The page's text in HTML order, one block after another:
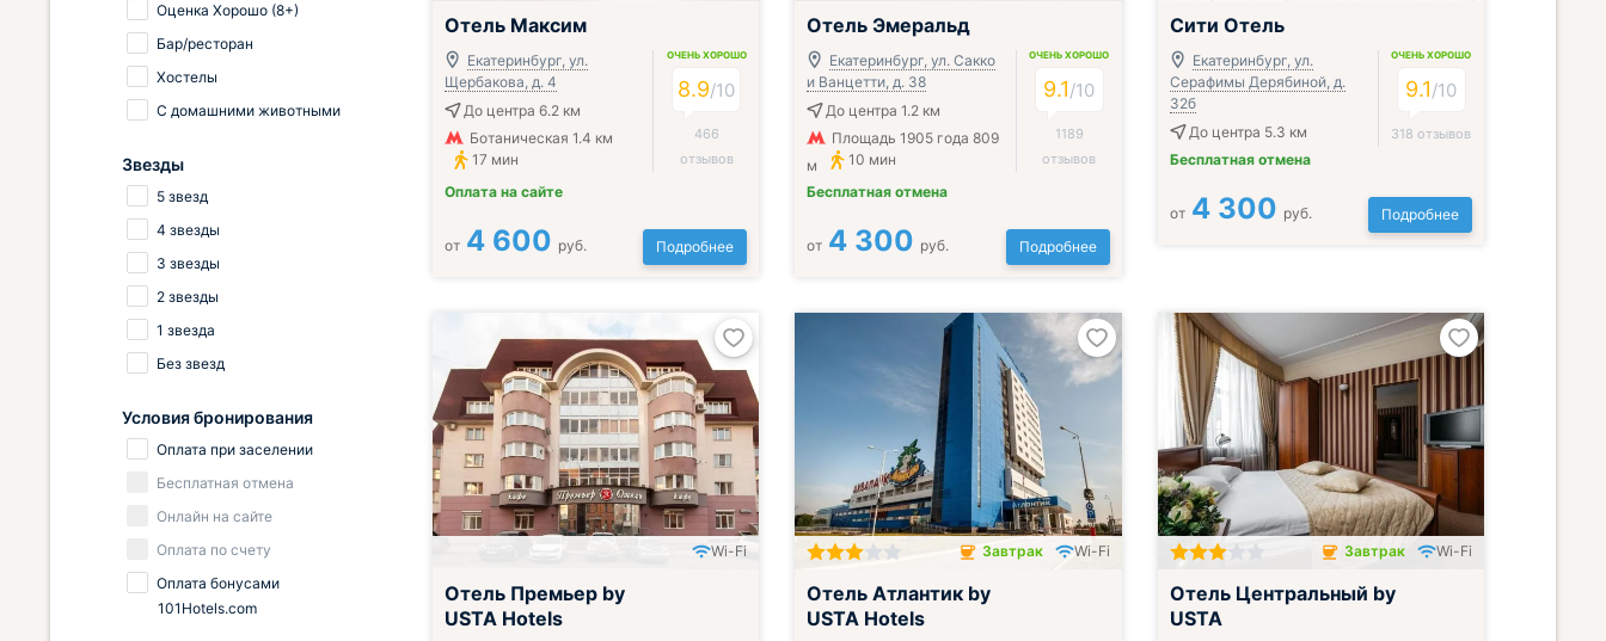
Отель Максим
Екатеринбург, ул.
Щербакова, д. 4
До центра 6.2 км
Ботаническая 1.4 км
17 мин
Оплата на сайте
ОЧЕНЬ ХОРОШО
8.9/10
466
отзывов
от 4 600 руб. Подробнее
Отель Эмеральд
Екатеринбург, ул. Сакко
и Ванцетти, д. 38
До центра 1.2 км
Площадь 1905 года 809
м
10 мин
Бесплатная отмена
ОЧЕНЬ ХОРОШО
9.1/10
1189
отзывов
от 4 300 руб. Подробнее
Сити Отель
Екатеринбург, ул.
Серафимы Дерябиной, д.
32б
До центра 5.3 км
Бесплатная отмена
ОЧЕНЬ ХОРОШО
9.1/10
318 отзывов
от 4 300 руб. Подробнее
Wi-Fi
Отель Премьер by
USTA Hotels
Завтрак включён
Завтрак Wi-Fi
Отель Атлантик by
USTA Hotels
Завтрак включён
Завтрак Wi-Fi
Отель Центральный by
USTA
Оценка Хорошо (8+)
Бар/ресторан
Хостелы
С домашними животными
Звезды
5 звезд
4 звезды
3 звезды
2 звезды
1 звезда
Без звезд
Условия бронирования
Оплата при заселении
Бесплатная отмена
Онлайн на сайте
Оплата по счету
Оплата бонусами
101Hotels.com